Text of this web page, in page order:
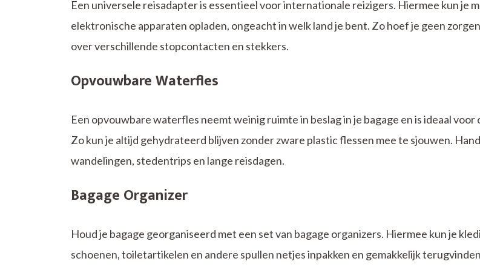
Een universele reisadapter is essentieel voor internationale reizigers. Hiermee kun je
elektronische apparaten opladen, ongeacht in welk land je bent. Zo hoef je geen
over verschillende stopcontacten en stekkers.
Opvouwbare Waterfles
Een opvouwbare waterfles neemt weinig ruimte in beslag in je bagage en is ideaal voor
Zo kun je altijd gehydrateerd blijven zonder zware plastic flessen mee te sjouwen.
wandelingen, stedentrips en lange reisdagen.
Bagage Organizer
Houd je bagage georganiseerd met een set van bagage organizers. Hiermee kun je
schoenen, toiletartikelen en andere spullen netjes inpakken en gemakkelijk